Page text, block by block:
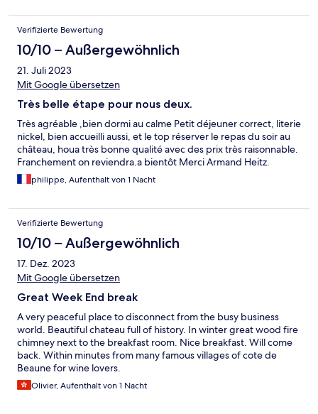
Verifizierte Bewertung
10/10 – Außergewöhnlich
21. Juli 2023
Mit Google übersetzen
Très belle étape pour nous deux.
Très agréable ,bien dormi au calme Petit déjeuner correct, literie
nickel, bien accueilli aussi, et le top réserver le repas du soir au
château, houa très bonne qualité avec des prix très raisonnable.
Franchement on reviendra.a bientôt Merci Armand Heitz.
philippe, Aufenthalt von 1 Nacht
Verifizierte Bewertung
10/10 – Außergewöhnlich
17. Dez. 2023
Mit Google übersetzen
Great Week End break
A very peaceful place to disconnect from the busy business
world. Beautiful chateau full of history. In winter great wood fire
chimney next to the breakfast room. Nice breakfast. Will come
back. Within minutes from many famous villages of cote de
Beaune for wine lovers.
Olivier, Aufenthalt von 1 Nacht